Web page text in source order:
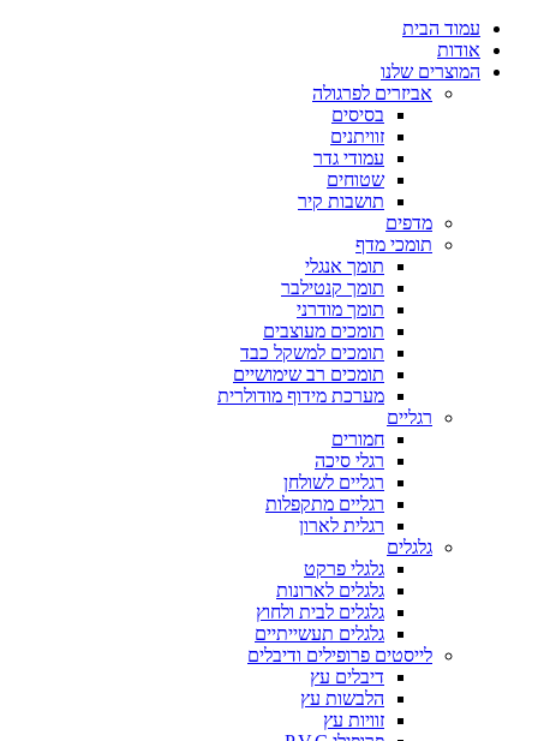
עמוד הבית
אודות
המוצרים שלנו
אביזרים לפרגולה
בסיסים
זוויתנים
עמודי גדר
שטוחים
תושבות קיר
מדפים
תומכי מדף
תומך אנגלי
תומך קנטילבר
תומך מודרני
תומכים מעוצבים
תומכים למשקל כבד
תומכים רב שימושיים
מערכת מידוף מודולרית
רגליים
חמורים
רגלי סיכה
רגליים לשולחן
רגליים מתקפלות
רגלית לארון
גלגלים
גלגלי פרקט
גלגלים לארונות
גלגלים לבית ולחוץ
גלגלים תעשייתיים
לייסטים פרופילים ודיבלים
דיבלים עץ
הלבשות עץ
זוויות עץ